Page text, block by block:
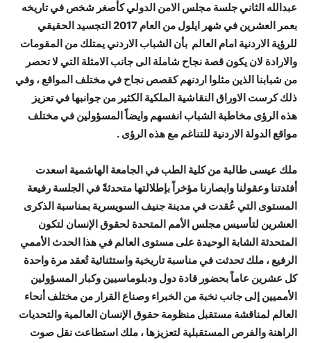
عبدالله الثاني جلسة مجلس الامن الدولي كأصغر شخص في تاريخه
بعمر العشرين في شهر ايلول من العام 2017 التجسيد الحقيقي
للرؤية الاردنية امام العالم بأن الشباب الاردني يمتلك من المقومات
والارادة لان يكون قصة نجاح شاملة الى جانب الامثلة التي لا تحصر
من شبابنا الذين مثلوا اردنهم كقصص نجاح في مختلف المواقع ، وفي
ذلك كرست الاوراق النقاشية الملكية الكثير من جوانبها في تعزيز
هذه الرؤى مخاطبة الشباب انفسهم وايضاً المسؤولين في مختلف
مواقع الدولة الاردنية للتناغم مع هذه الرؤى .
ملك عيسى طالبة من كلية الطب في الجامعة الهاشمية اسعدت
أفئدتنا وعقولنا وابصارنا مؤخراً بإطلالتها متحدثةً في الجلسة رفيعة
المستوى التي عُقدت في مدينة جنيف السويسرية بمناسبة الذكرى
العشرين لتأسيس مجلس الأمم المتحدة لحقوق الإنسان لتكون
المتحدثة الشابة الوحيدة على مستوى العالم في هذا الحدث الأممي
الرفيع ، ملك تحدثت في مناسبة تاريخية واستثنائية تُعقد مرة واحدة
كل عشرين عاماً بحضور قادة دول ودبلوماسيين وكبار المسؤولين
الأمميين إلى جانب نخبة من الخبراء وصناع القرار من مختلف أنحاء
العالم لمناقشة مستقبل منظومة حقوق الإنسان العالمية والتحديات
الراهنة والفرص المستقبلية لتعزيزها ، ملك استطاعت نقل صوت